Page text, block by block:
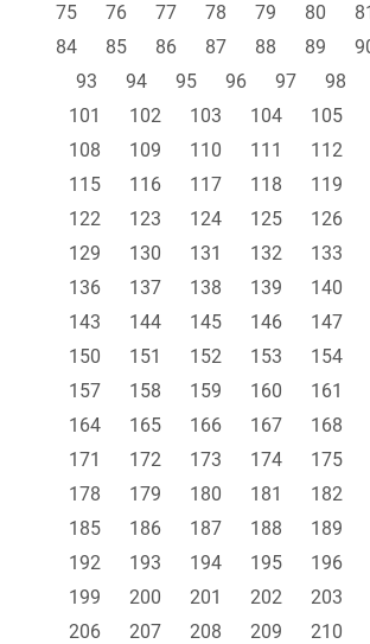
75
76 77 78 79 80
84
85 86 87 88 89
93
94 95 96 97 98
101
102 103 104 105
108
109 110 111 112
115
116 117 118 119
122
123 124 125 126
129
130 131 132 133
136
137 138 139 140
143
144 145 146 147
150
151 152 153 154
157
158 159 160 161
164
165 166 167 168
171
172 173 174 175
178
179 180 181 182
185
186 187 188 189
192
193 194 195 196
199
200 201 202 203
206
207 208 209 210